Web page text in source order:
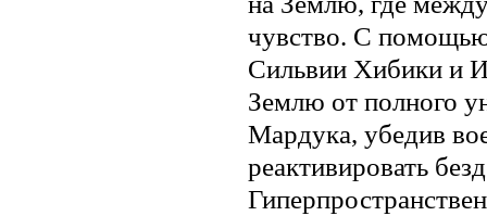
чувство. С
Сильвии Хибики и
Землю от полного
Мардука, убедив
реактивировать